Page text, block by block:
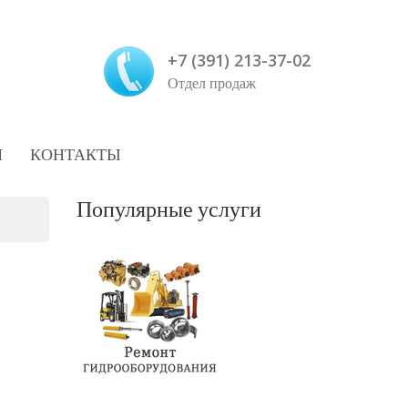
+7 (391) 213-37-02
Отдел продаж
КОНТАКТЫ
Популярные услуги